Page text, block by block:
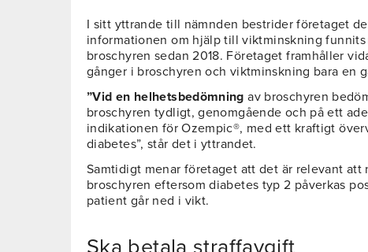
I sitt yttrande till nämnden bestrider företaget
informationen om hjälp till viktminskning
broschyren sedan 2018. Företaget framhåller
gånger i broschyren och viktminskning bara en
”Vid en helhetsbedömning av broschyren
broschyren tydligt, genomgående och på ett
indikationen för Ozempic®, med ett kraftigt
diabetes”, står det i yttrandet.
Samtidigt menar företaget att det är relevant att
broschyren eftersom diabetes typ 2 påverkas
patient går ned i vikt.